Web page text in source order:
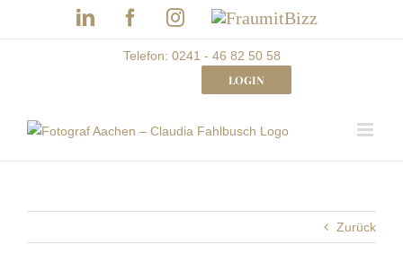
LinkedInFacebookInstagram
Frau
mit
Bizz
Telefon: 0241 - 46 82 50 58
LOGIN
Zurück